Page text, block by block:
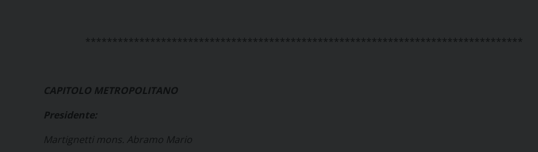
*********************************************************************************
CAPITOLO METROPOLITANO
Presidente:
Martignetti mons. Abramo Mario